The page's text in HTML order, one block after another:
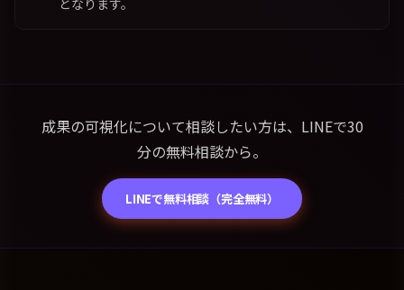
成果の可視化について相談したい方は、LINEで30
分の無料相談から。
LINEで無料相談（完全無料）